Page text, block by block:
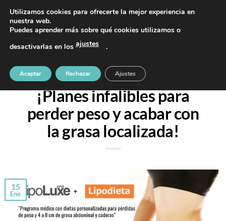
contenido
PIDE TU CITA AL TELÉFONO 637 42 97 25
Lipoluxe + Lipodieta
¡Planes infalibles para
perder peso y acabar con
la grasa localizada!
15
Ene
Utilizamos cookies para ofrecerte la mejor experiencia en
nuestra web.
Puedes aprender más sobre qué cookies utilizamos o
desactivarlas en los ajustes .
Aceptar Rechazar Ajustes